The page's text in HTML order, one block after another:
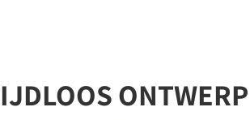
ONTWERP